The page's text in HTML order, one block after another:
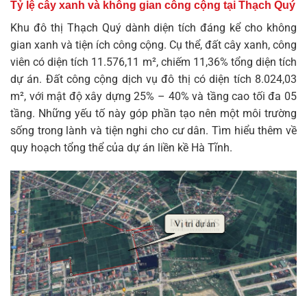
Tỷ lệ cây xanh và không gian công cộng tại Thạch Quý
Khu đô thị Thạch Quý dành diện tích đáng kể cho không
gian xanh và tiện ích công cộng. Cụ thể, đất cây xanh, công
viên có diện tích 11.576,11 m², chiếm 11,36% tổng diện tích
dự án. Đất công cộng dịch vụ đô thị có diện tích 8.024,03
m², với mật độ xây dựng 25% – 40% và tầng cao tối đa 05
tầng. Những yếu tố này góp phần tạo nên một môi trường
sống trong lành và tiện nghi cho cư dân. Tìm hiểu thêm về
quy hoạch tổng thể của dự án liền kề Hà Tĩnh.